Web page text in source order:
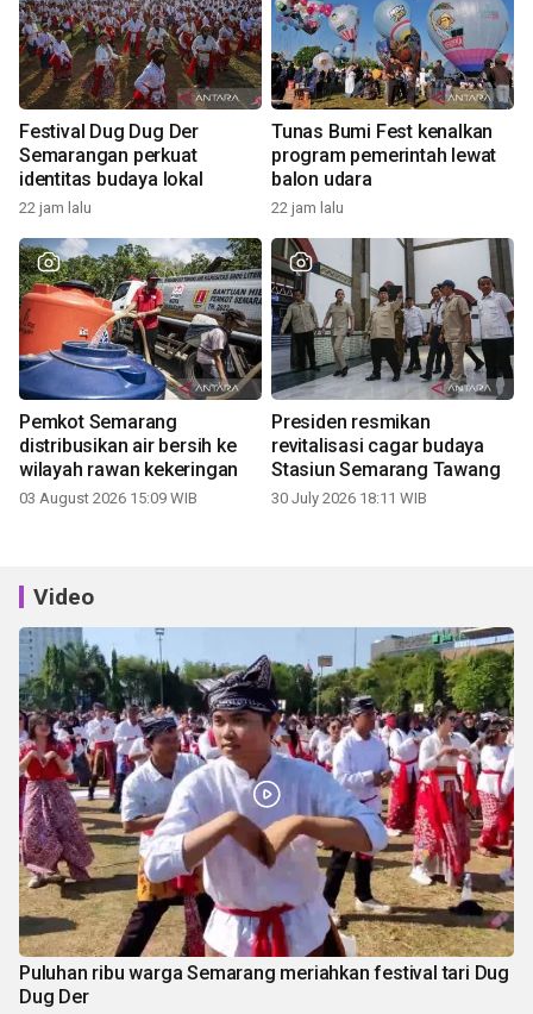
Festival Dug Dug Der
Semarangan perkuat
identitas budaya lokal
22 jam lalu
Tunas Bumi Fest kenalkan
program pemerintah lewat
balon udara
22 jam lalu
Pemkot Semarang
distribusikan air bersih ke
wilayah rawan kekeringan
03 August 2026 15:09 WIB
Presiden resmikan
revitalisasi cagar budaya
Stasiun Semarang Tawang
30 July 2026 18:11 WIB
Video
Puluhan ribu warga Semarang meriahkan festival tari Dug
Dug Der